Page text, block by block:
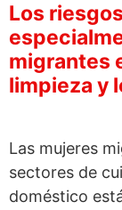
Los
migrantes
limpieza y
Las mujeres
sectores de
doméstico